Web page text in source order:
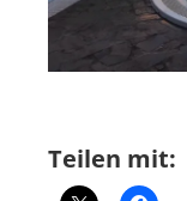
Teilen mit: